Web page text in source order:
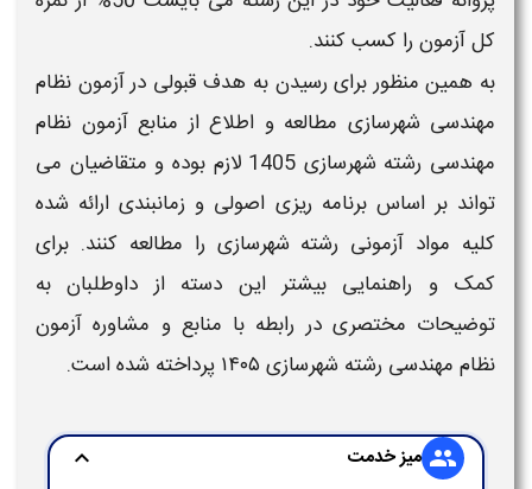
کلآزمون را کسب کنند.
به همین منظور برای رسیدن به هدف قبولی درآزمون نظام
مهندسی شهرسازی مطالعه و اطلاع از منابع آزمون نظام
مهندسی رشته شهرسازی 1405
لازم بوده و متقاضیان می
تواند بر اساس برنامه ریزی اصولی و زمانبندی ارائه شده
کلیه مواد آزمونی رشته شهرسازی را مطالعه کنند. برای
کمک و راهنمایی بیشتر این دسته از داوطلبان به
توضیحات مختصری در رابطه با منابع و مشاوره آزمون
نظام مهندسی رشته شهرسازی ۱۴۰۵
پرداخته شده است.
group میز خدمت expand_more